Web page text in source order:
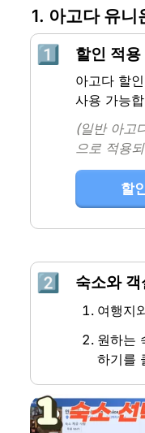
1. 아고다 유니
1️⃣ 할인 적
아고다 할
사용 가능
(일반 아고
으로 적용
할
2️⃣ 숙소와
여행지
원하는
하기를